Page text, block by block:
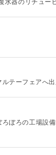
水器のリチュ
テーフェアへ出
ぼろの工場設